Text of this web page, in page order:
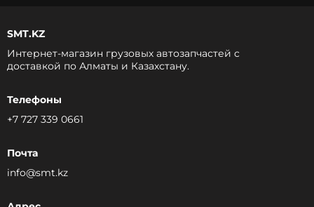
SMT.KZ
Интернет-магазин грузовых автозапчастей c
доставкой по Алматы и Казахстану.
Телефоны
+7 727 339 0661
Почта
info@smt.kz